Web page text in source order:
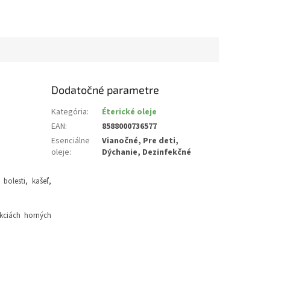
kašeľ,
horných
Dodatočné parametre
Kategória:
Éterické oleje
EAN:
8588000736577
Esenciálne
oleje:
Vianočné, Pre deti,
Dýchanie, Dezinfekčné